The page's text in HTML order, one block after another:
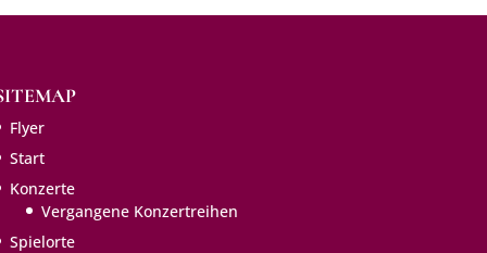
Flyer
Start
Konzerte
Vergangene Konzertreihen
Spielorte